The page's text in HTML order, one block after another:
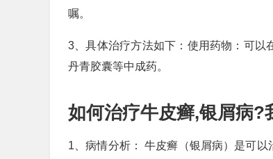
嘱。
3、具体治疗方法如下：使用药物：可以
丹青胶囊等中成药。
如何治疗牛皮癣,银屑病?
1、病情分析： 牛皮癣（银屑病）是可